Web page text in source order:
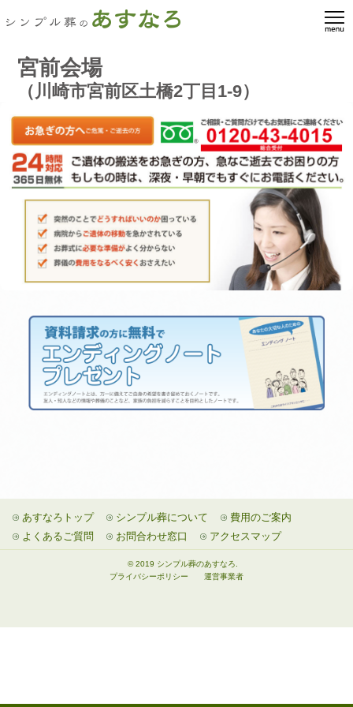
宮前会場
（川崎市宮前区土橋2丁目1-9）
あすなろトップ シンプル葬について
費用のご案内
よくあるご質問
お問合わせ窓口 アクセスマップ
© 2019 シンプル葬のあすなろ.
プライバシーポリシー
運営事業者